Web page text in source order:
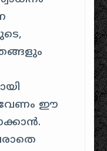
വേണം ഈ